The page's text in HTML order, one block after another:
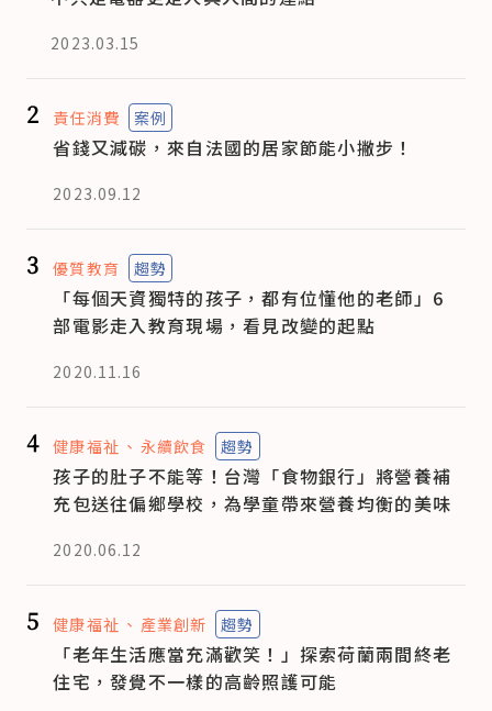
2023.03.15
2 責任消費 案例
省錢又減碳，來自法國的居家節能小撇步！
2023.09.12
3 優質教育 趨勢
「每個天資獨特的孩子，都有位懂他的老師」6
部電影走入教育現場，看見改變的起點
2020.11.16
4 健康福祉 永續飲食 趨勢
孩子的肚子不能等！台灣「食物銀行」將營養補
充包送往偏鄉學校，為學童帶來營養均衡的美味
2020.06.12
5 健康福祉 產業創新 趨勢
「老年生活應當充滿歡笑！」探索荷蘭兩間終老
住宅，發覺不一樣的高齡照護可能